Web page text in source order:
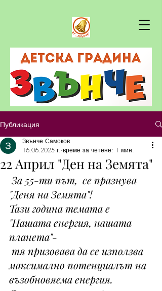
Публикация
22 Април "Ден на Земята"
Звънче Самоков
16.06.2025 г. време за четене: 1 мин.
"Деня на Земята"!
Тази година темата е
"Нашата енергия, нашата
планета"-
максимално потенциалът на
възобновяема енергия.